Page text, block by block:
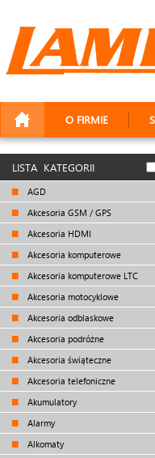
O FIRMIE
LISTA KATEGORII
AGD
Akcesoria GSM / GPS
Akcesoria HDMI
Akcesoria komputerowe
Akcesoria komputerowe LTC
Akcesoria motocyklowe
Akcesoria odblaskowe
Akcesoria podróżne
Akcesoria świąteczne
Akcesoria telefoniczne
Akumulatory
Alarmy
Alkomaty